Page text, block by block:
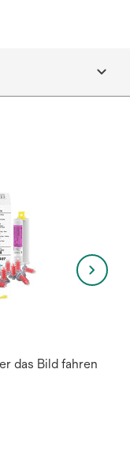
das Bild fahren